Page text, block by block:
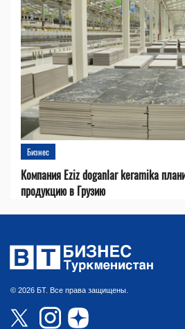
Бизнес
Компания Eziz doganlar keramika
продукцию в Грузию
© 2026 БТ. Все права защищены.